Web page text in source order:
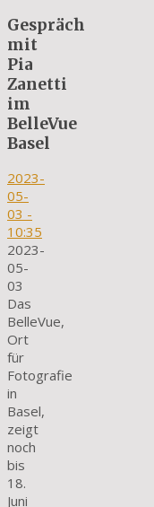
Gespräch
mit
Pia
Zanetti
im
BelleVue
Basel
2023-
05-
03 -
10:35
2023-
05-
03
Das
BelleVue,
Ort
für
Fotografie
in
Basel,
zeigt
noch
bis
18.
Juni